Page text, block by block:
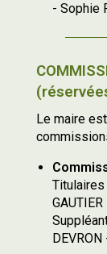
- Sophie
Le maire
Titulaires